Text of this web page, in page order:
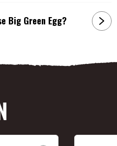
Big Green Egg?